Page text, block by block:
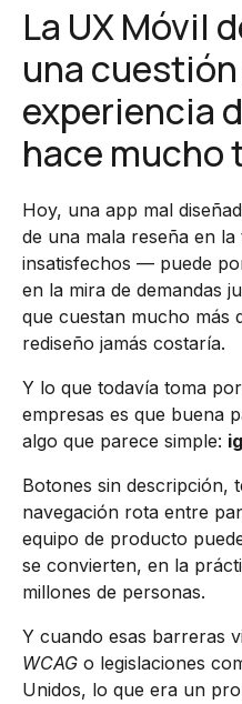
La UX Móvil
una
experiencia
hace mucho
Hoy, una app mal
de una mala reseña en
insatisfechos — puede
en la mira de demandas
que cuestan mucho más
rediseño jamás costaría.
Y lo que todavía toma
empresas es que buena
algo que parece simple:
Botones sin descripción,
navegación rota entre
equipo de producto
se convierten, en la
millones de personas.
Y cuando esas barreras
WCAG o legislaciones
Unidos, lo que era un